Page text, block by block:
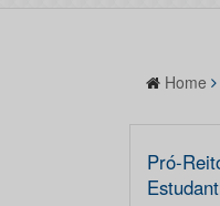
Home
Pró-